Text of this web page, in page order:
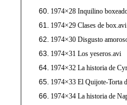
1974×28 Inquilino
1974×29 Clases de box.avi
1974×30 Disgusto
1974×31 Los yeseros.avi
1974×32 La historia de
1974×33 El Quijote-Torta
1974×34 La historia de